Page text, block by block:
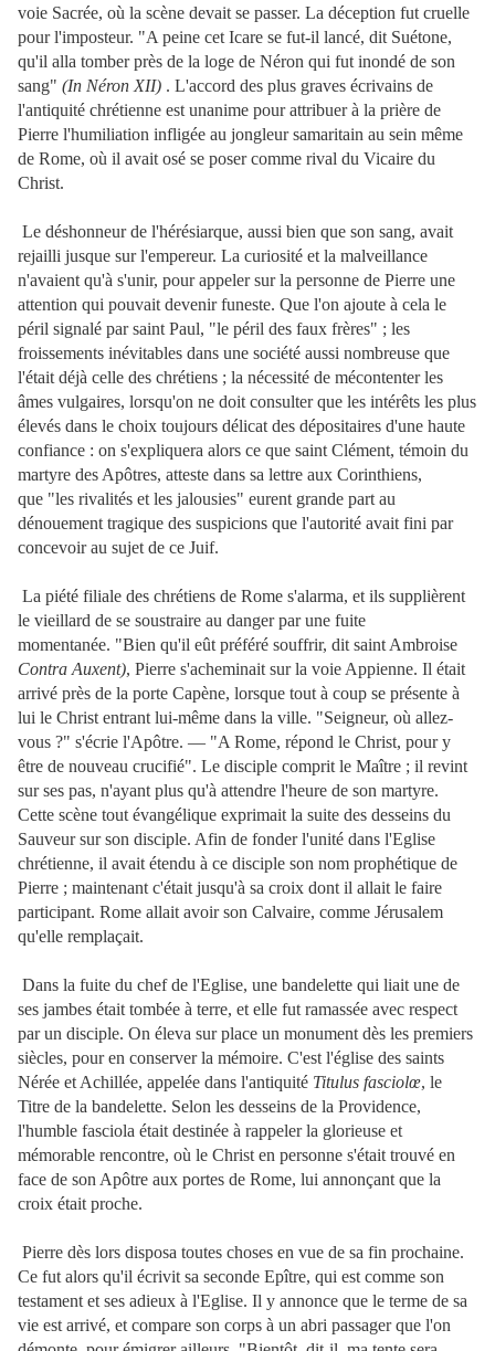
voie Sacrée, où la scène devait se passer. La déception fut cruelle
pour l'imposteur. "A peine cet Icare se fut-il lancé, dit Suétone,
qu'il alla tomber près de la loge de Néron qui fut inondé de son
sang" (In Néron XII) . L'accord des plus graves écrivains de
l'antiquité chrétienne est unanime pour attribuer à la prière de
Pierre l'humiliation infligée au jongleur samaritain au sein même
de Rome, où il avait osé se poser comme rival du Vicaire du
Christ.
Le déshonneur de l'hérésiarque, aussi bien que son sang, avait
rejailli jusque sur l'empereur. La curiosité et la malveillance
n'avaient qu'à s'unir, pour appeler sur la personne de Pierre une
attention qui pouvait devenir funeste. Que l'on ajoute à cela le
péril signalé par saint Paul, "le péril des faux frères" ; les
froissements inévitables dans une société aussi nombreuse que
l'était déjà celle des chrétiens ; la nécessité de mécontenter les
âmes vulgaires, lorsqu'on ne doit consulter que les intérêts les plus
élevés dans le choix toujours délicat des dépositaires d'une haute
confiance : on s'expliquera alors ce que saint Clément, témoin du
martyre des Apôtres, atteste dans sa lettre aux Corinthiens,
que "les rivalités et les jalousies" eurent grande part au
dénouement tragique des suspicions que l'autorité avait fini par
concevoir au sujet de ce Juif.
La piété filiale des chrétiens de Rome s'alarma, et ils supplièrent
le vieillard de se soustraire au danger par une fuite
momentanée. "Bien qu'il eût préféré souffrir, dit saint Ambroise
Contra Auxent), Pierre s'acheminait sur la voie Appienne. Il était
arrivé près de la porte Capène, lorsque tout à coup se présente à
lui le Christ entrant lui-même dans la ville. "Seigneur, où allez-
vous ?" s'écrie l'Apôtre. — "A Rome, répond le Christ, pour y
être de nouveau crucifié". Le disciple comprit le Maître ; il revint
sur ses pas, n'ayant plus qu'à attendre l'heure de son martyre.
Cette scène tout évangélique exprimait la suite des desseins du
Sauveur sur son disciple. Afin de fonder l'unité dans l'Eglise
chrétienne, il avait étendu à ce disciple son nom prophétique de
Pierre ; maintenant c'était jusqu'à sa croix dont il allait le faire
participant. Rome allait avoir son Calvaire, comme Jérusalem
qu'elle remplaçait.
Dans la fuite du chef de l'Eglise, une bandelette qui liait une de
ses jambes était tombée à terre, et elle fut ramassée avec respect
par un disciple. On éleva sur place un monument dès les premiers
siècles, pour en conserver la mémoire. C'est l'église des saints
Nérée et Achillée, appelée dans l'antiquité Titulus fasciolœ, le
Titre de la bandelette. Selon les desseins de la Providence,
l'humble fasciola était destinée à rappeler la glorieuse et
mémorable rencontre, où le Christ en personne s'était trouvé en
face de son Apôtre aux portes de Rome, lui annonçant que la
croix était proche.
Pierre dès lors disposa toutes choses en vue de sa fin prochaine.
Ce fut alors qu'il écrivit sa seconde Epître, qui est comme son
testament et ses adieux à l'Eglise. Il y annonce que le terme de sa
vie est arrivé, et compare son corps à un abri passager que l'on